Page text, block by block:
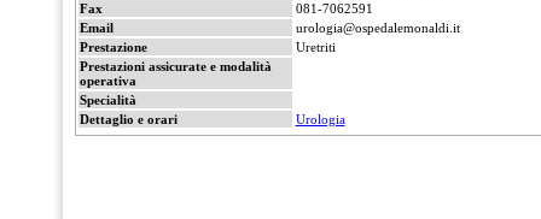
Fax
081-7062591
Email
urologia@ospedalemonaldi.it
Prestazione
Uretriti
Prestazioni assicurate e modalità
operativa
Specialità
Dettaglio e orari
Urologia